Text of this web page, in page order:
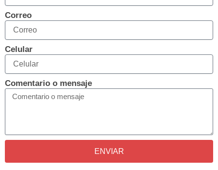
Correo
Celular
Comentario o mensaje
ENVIAR